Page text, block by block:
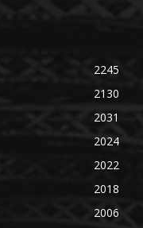
2245
2130
2031
2024
2022
2018
2006